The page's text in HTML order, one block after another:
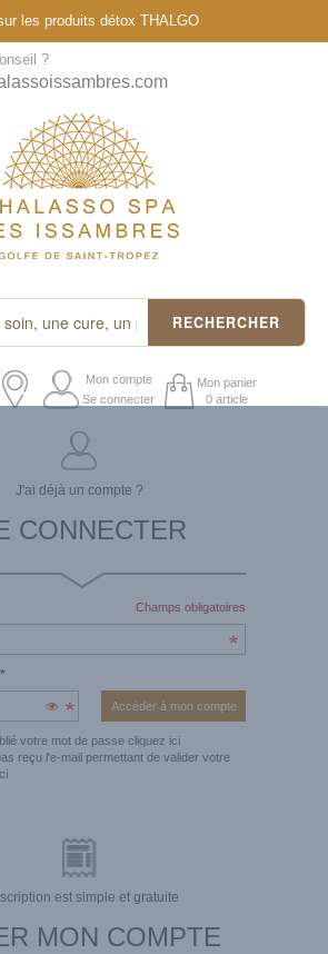
SPA
les produits détox THALGO
?
RECHERCHER
Mon compte
Se connecter
Mon panier
0 article
J'ai déjà un compte ?
CONNECTER
Champs obligatoires
*
votre mot de passe cliquez ici
reçu l'e-mail permettant de valider votre
est simple et gratuite
MON COMPTE